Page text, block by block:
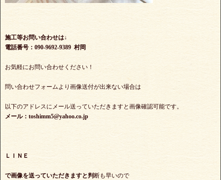
施工等お問い合わせは↓
電話番号：090-9692-9389 村岡
お気軽にお問い合わせください！
問い合わせフォームより画像送付が出来ない場合は
以下のアドレスにメール送っていただきますと画像確認可能です。
メール：toshimm5@yahoo.co.jp
ＬＩＮＥ
で画像を送っていただきますと判 断も早いので